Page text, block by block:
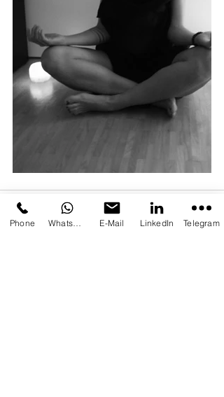
Phone E-Mail LinkedIn Telegram